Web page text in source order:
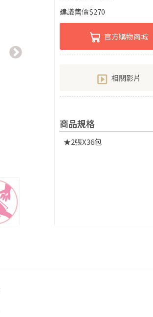
建議售價$270
官方購物商城
相關影片
商品規格
★2張X36包